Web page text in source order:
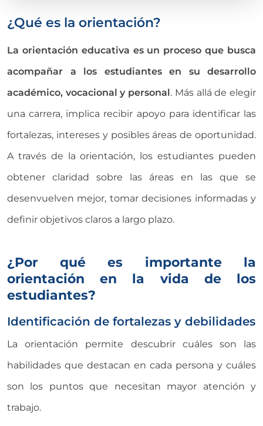
¿Qué es la orientación?
La orientación educativa es un proceso que busca
acompañar a los estudiantes en su desarrollo
académico, vocacional y personal. Más allá de elegir
una carrera, implica recibir apoyo para identificar las
fortalezas, intereses y posibles áreas de oportunidad.
A través de la orientación, los estudiantes pueden
obtener claridad sobre las áreas en las que se
desenvuelven mejor, tomar decisiones informadas y
definir objetivos claros a largo plazo.
¿Por qué es importante la
orientación en la vida de los
estudiantes?
Identificación de fortalezas y debilidades
La orientación permite descubrir cuáles son las
habilidades que destacan en cada persona y cuáles
son los puntos que necesitan mayor atención y
trabajo.